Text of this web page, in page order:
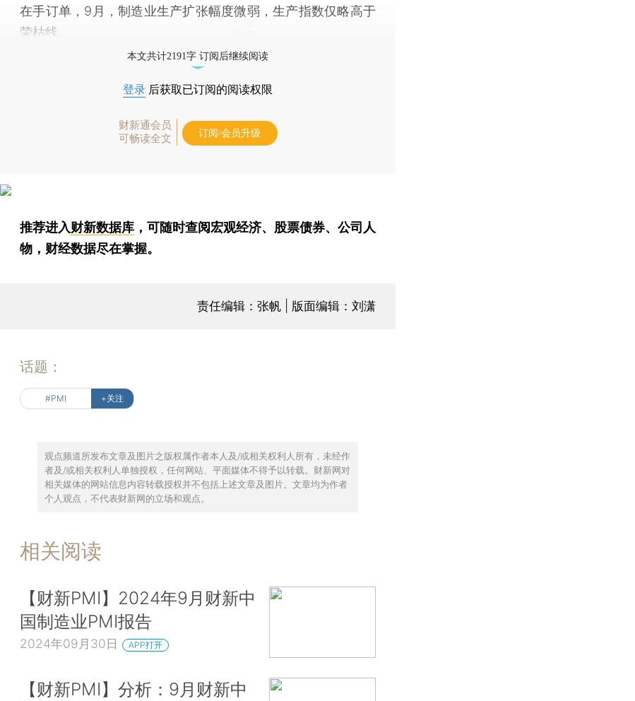
在手订单，9月，制造业生产扩张幅度微弱，生产指数仅略高于
荣枯线。
本文共计2191字 订阅后继续阅读
登录 后获取已订阅的阅读权限
财新通会员
可畅读全文
订阅/会员升级
推荐进入财新数据库 ，可随时查阅宏观经济、股票债券、公司人
物，财经数据尽在掌握。
责任编辑：张帆 | 版面编辑：刘潇
话题：
#PMI +关注
观点频道所发布文章及图片之版权属作者本人及/或相关权利人所有，未经作
者及/或相关权利人单独授权，任何网站、平面媒体不得予以转载。财新网对
相关媒体的网站信息内容转载授权并不包括上述文章及图片。文章均为作者
个人观点，不代表财新网的立场和观点。
相关阅读
【财新PMI】2024年9月财新中
国制造业PMI报告
2024年09月30日 APP打开
【财新PMI】分析：9月财新中